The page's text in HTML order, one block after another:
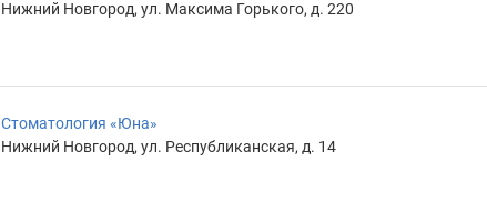
Нижний Новгород, ул. Максима Горького, д. 220
Стоматология «Юна»
Нижний Новгород, ул. Республиканская, д. 14